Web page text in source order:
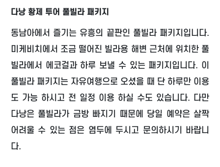
다낭 황제 투어 풀빌라 패키지
동남아에서 즐기는 유흥의 끝판인 풀빌라 패키지입니다.
미케비치에서 조금 떨어진 빌라용 해변 근처에 위치한 풀
빌라에서 에코걸과 하루 보낼 수 있는 패키지입니다. 이
풀빌라 패키지는 자유여행으로 오셨을 때 단 하루만 이용
도 가능 하시고 전 일정 이용 하실 수도 있습니다. 다만
다낭은 풀빌라가 금방 빠지기 때문에 당일 예약은 살짝
어려울 수 있는 점은 염두에 두시고 문의하시기 바랍니
다.